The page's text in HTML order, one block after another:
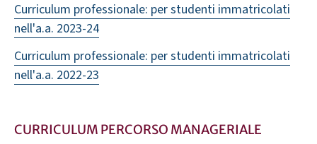
Curriculum professionale: per studenti immatricolati
nell'a.a. 2023-24
Curriculum professionale: per studenti immatricolati
nell'a.a. 2022-23
CURRICULUM PERCORSO MANAGERIALE